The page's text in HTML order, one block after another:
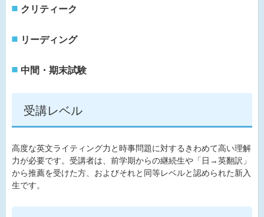
クリティーク
リーディング
中間・期末試験
受講レベル
高度な英文ライティング力と時事問題に対するきわめて高い理解
力が必要です。受講者は、前学期からの継続生や「日→英翻訳」
から推薦を受けた方、およびそれと同等レベルと認められた新入
生です。